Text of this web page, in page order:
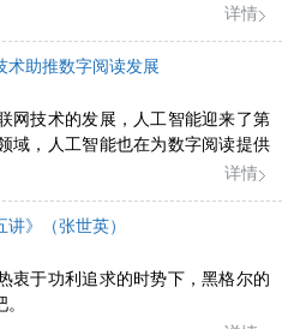
造新时代人民群众的精神家园提供
详情
术助推数字阅读发展
网技术的发展，人工智能迎来了第
域，人工智能也在为数字阅读提供
详情
》（张世英）
衷于功利追求的时势下，黑格尔的